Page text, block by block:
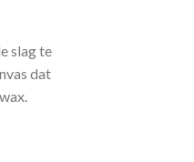
slag te
dat